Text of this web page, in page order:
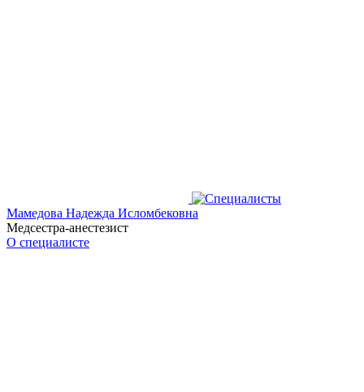
Мамедова Надежда Исломбековна
Медсестра-анестезист
О специалисте